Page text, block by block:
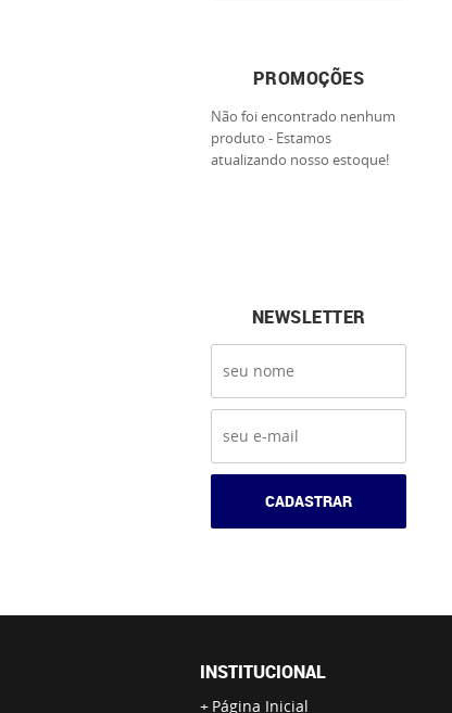
PROMOÇÕES
Não foi encontrado nenhum
produto - Estamos
atualizando nosso estoque!
NEWSLETTER
CADASTRAR
INSTITUCIONAL
Página Inicial